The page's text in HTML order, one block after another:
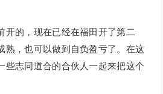
开的，现在已经在福田开了第二
熟，也可以做到自负盈亏了。在这
些志同道合的合伙人一起来把这个